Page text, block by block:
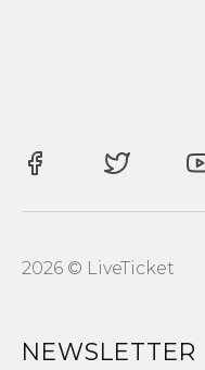
2026 © LiveTicket
NEWSLETTER